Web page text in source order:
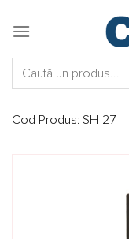
Cod Produs: SH-27